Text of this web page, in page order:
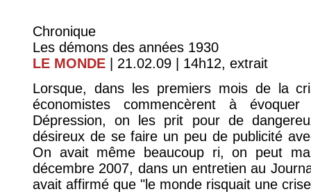
Chronique
Les démons des années 1930
LE MONDE | 21.02.09 | 14h12, extrait
Lorsque, dans les premiers mois de la
économistes commencèrent à
Dépression, on les prit pour de
désireux de se faire un peu de publicité
On avait même beaucoup ri, on peut
décembre 2007, dans un entretien au
avait affirmé que "le monde risquait une